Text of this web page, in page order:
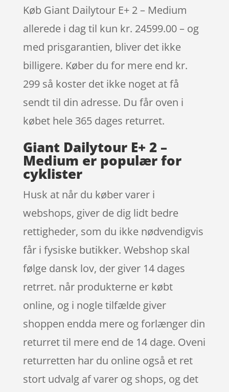
Køb Giant Dailytour E+ 2 – Medium
allerede i dag til kun kr. 24599.00 – og
med prisgarantien, bliver det ikke
billigere. Køber du for mere end kr.
299 så koster det ikke noget at få
sendt til din adresse. Du får oven i
købet hele 365 dages returret.
Giant Dailytour E+ 2 –
Medium er populær for
cyklister
Husk at når du køber varer i
webshops, giver de dig lidt bedre
rettigheder, som du ikke nødvendigvis
får i fysiske butikker. Webshop skal
følge dansk lov, der giver 14 dages
retrret. når produkterne er købt
online, og i nogle tilfælde giver
shoppen endda mere og forlænger din
returret til mere end de 14 dage. Oveni
returretten har du online også et ret
stort udvalg af varer og shops, og det